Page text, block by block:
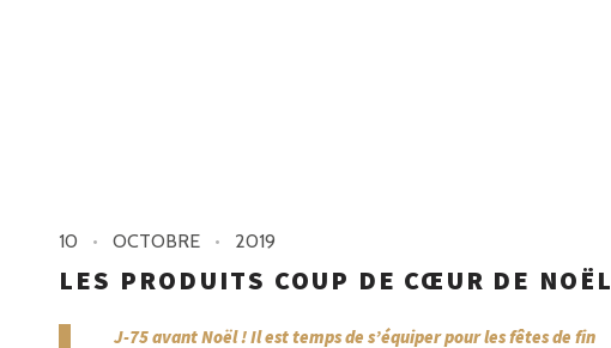
10 OCTOBRE 2019
LES PRODUITS COUP DE CŒUR DE NOËL
J-75 avant Noël ! Il est temps de s’équiper pour les fêtes de fin